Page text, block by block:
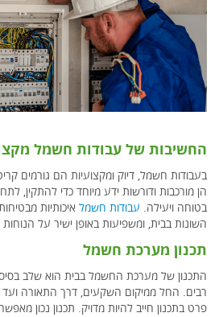
החשיבות של עבודות חשמל
בעבודות חשמל, דיוק ומקצועיות הם גורמים
הן מורכבות ודורשות ידע מיוחד כדי להתקין,
בטוחה ויעילה. עבודות חשמל איכותיות
השונות בבית, ומשפיעות באופן ישיר על
תכנון מערכת חשמל
התכנון של מערכת החשמל בבית הוא שלב
רבים. החל ממיקום השקעים, דרך התאורה ועד
פרט בתכנון חייב להיות מדויק. תכנון נכון